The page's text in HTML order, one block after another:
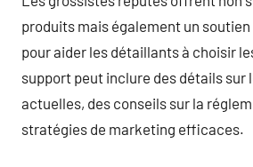
produits mais également un
pour aider les détaillants à choisir
support peut inclure des détails sur
actuelles, des conseils sur la
stratégies de marketing efficaces.